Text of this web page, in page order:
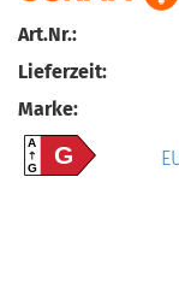
Art.Nr.:
Lieferzeit:
Marke:
A
GG